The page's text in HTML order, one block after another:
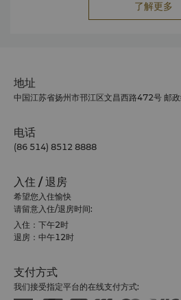
了解更多
地址
中国江苏省扬州市邗江区文昌西路472号 邮
电话
(86 514) 8512 8888
入住 / 退房
希望您入住愉快
请留意入住/退房时间:
入住：下午2时
退房：中午12时
支付方式
我们接受指定平台的在线支付方式: